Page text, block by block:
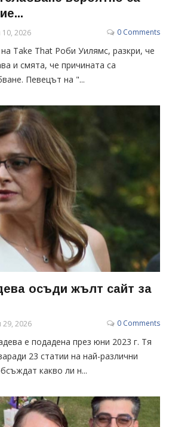
2026 0 Comments
Take That Роби Уилямс, разкри, че
и смята, че причината са
Певецът на "...
осъди жълт сайт за
2026 0 Comments
е подадена през юни 2023 г. Тя
23 статии на най-различни
какво ли н...